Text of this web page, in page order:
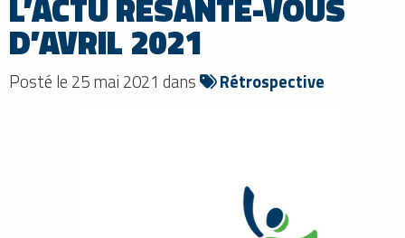
D’AVRIL 2021
Posté le 25 mai 2021 dans Rétrospective